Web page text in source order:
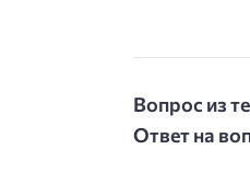
Вопрос из
Ответ на